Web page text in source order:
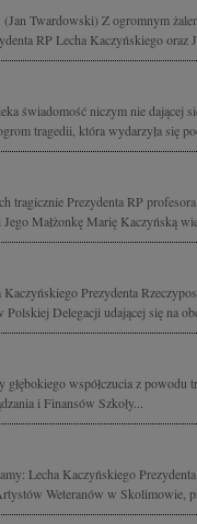
Twardowski) Z ogromnym
RP Lecha Kaczyńskiego oraz
świadomość niczym nie dającej
tragedii, która wydarzyła się
tragicznie Prezydenta RP
Małżonkę Marię Kaczyńską
Prezydenta
Polskiej Delegacji udającej się na
współczucia z powodu
i Finansów Szkoły...
Lecha Kaczyńskiego
Weteranów w Skolimowie,